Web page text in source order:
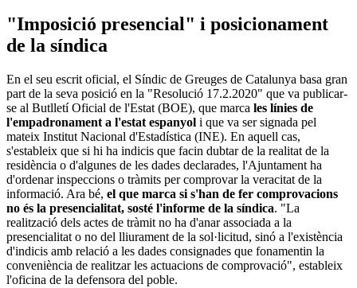
"Imposició presencial" i posicionament
de la síndica
En el seu escrit oficial, el Síndic de Greuges de Catalunya basa gran
part de la seva posició en la "Resolució 17.2.2020" que va publicar-
se al Butlletí Oficial de l'Estat (BOE), que marca les línies de
l'empadronament a l'estat espanyol i que va ser signada pel
mateix Institut Nacional d'Estadística (INE). En aquell cas,
s'estableix que si hi ha indicis que facin dubtar de la realitat de la
residència o d'algunes de les dades declarades, l'Ajuntament ha
d'ordenar inspeccions o tràmits per comprovar la veracitat de la
informació. Ara bé, el que marca si s'han de fer comprovacions
no és la presencialitat, sosté l'informe de la síndica. "La
realització dels actes de tràmit no ha d'anar associada a la
presencialitat o no del lliurament de la sol·licitud, sinó a l'existència
d'indicis amb relació a les dades consignades que fonamentin la
conveniència de realitzar les actuacions de comprovació", estableix
l'oficina de la defensora del poble.